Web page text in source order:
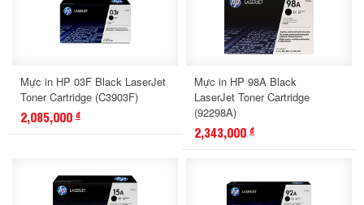
Mực in HP 03F Black LaserJet
Toner Cartridge (C3903F)
2,085,000 đ
Mực in HP 98A Black
LaserJet Toner Cartridge
(92298A)
2,343,000 đ